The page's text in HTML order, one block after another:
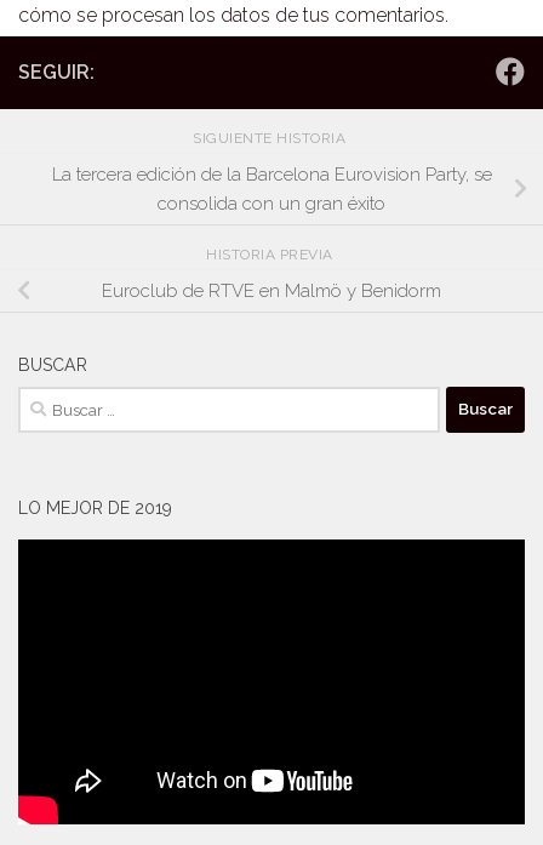
cómo se procesan los datos de tus comentarios.
SEGUIR:
SIGUIENTE HISTORIA
La tercera edición de la Barcelona Eurovision Party, se
consolida con un gran éxito
HISTORIA PREVIA
Euroclub de RTVE en Malmö y Benidorm
BUSCAR
Buscar:
LO MEJOR DE 2019